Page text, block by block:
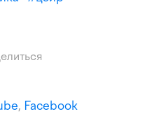
, Facebook